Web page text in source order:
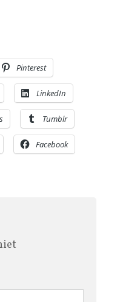
Pinterest
LinkedIn
Tumblr
Facebook